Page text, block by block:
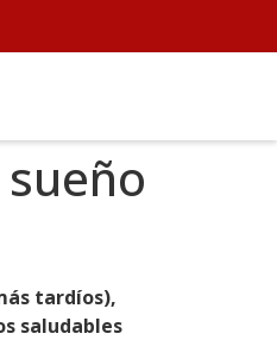
tardíos),
saludables